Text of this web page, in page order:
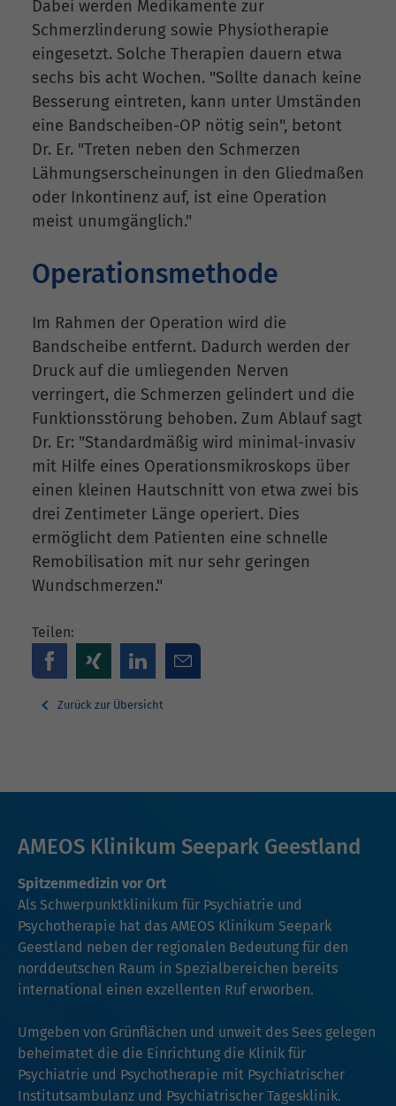
Dabei werden Medikamente zur
Schmerzlinderung sowie Physiotherapie
eingesetzt. Solche Therapien dauern etwa
sechs bis acht Wochen. "Sollte danach keine
Besserung eintreten, kann unter Umständen
eine Bandscheiben-OP nötig sein", betont
Dr. Er. "Treten neben den Schmerzen
Lähmungserscheinungen in den Gliedmaßen
oder Inkontinenz auf, ist eine Operation
meist unumgänglich."
Operationsmethode
Im Rahmen der Operation wird die
Bandscheibe entfernt. Dadurch werden der
Druck auf die umliegenden Nerven
verringert, die Schmerzen gelindert und die
Funktionsstörung behoben. Zum Ablauf sagt
Dr. Er: "Standardmäßig wird minimal-invasiv
mit Hilfe eines Operationsmikroskops über
einen kleinen Hautschnitt von etwa zwei bis
drei Zentimeter Länge operiert. Dies
ermöglicht dem Patienten eine schnelle
Remobilisation mit nur sehr geringen
Wundschmerzen."
Teilen:
Zurück zur Übersicht
AMEOS Klinikum Seepark Geestland
Spitzenmedizin vor Ort
Als Schwerpunktklinikum für Psychiatrie und
Psychotherapie hat das AMEOS Klinikum Seepark
Geestland neben der regionalen Bedeutung für den
norddeutschen Raum in Spezialbereichen bereits
international einen exzellenten Ruf erworben.
Umgeben von Grünflächen und unweit des Sees gelegen
beheimatet die die Einrichtung die Klinik für
Psychiatrie und Psychotherapie mit Psychiatrischer
Institutsambulanz und Psychiatrischer Tagesklinik.